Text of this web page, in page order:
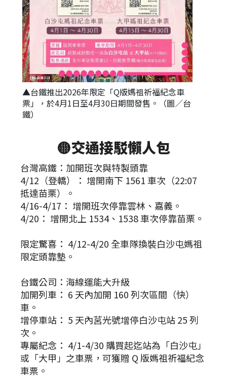
🟡交通接駁懶人包
台灣高鐵：加開班次與特製頭靠
4/12（登轎）： 增開南下 1561 車次（22:07
抵達苗栗）。
4/16-4/17： 增開班次停靠雲林、嘉義。
4/20： 增開北上 1534、1538 車次停靠苗栗。
限定驚喜： 4/12-4/20 全車隊換裝白沙屯媽祖
限定頭靠墊。
台鐵公司：海線運能大升級
加開列車： 6 天內加開 160 列次區間（快）
車。
增停車站： 5 天內莒光號增停白沙屯站 25 列
次。
專屬紀念： 4/1-4/30 購買起迄站為「白沙屯」
或「大甲」之車票，可獲贈 Q 版媽祖祈福紀念
車票。
▲台鐵推出2026年限定「Q版媽祖祈福紀念車
票」，於4月1日至4月30日期間發售。（圖／台
鐵）